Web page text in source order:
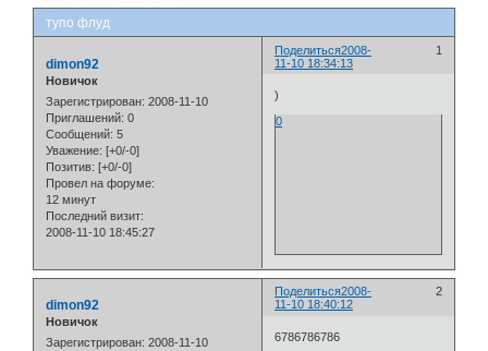
тупо флуд
Поделиться 1
2008-
11-10 18:34:13
dimon92
Новичок
Зарегистрирован: 2008-11-10
Приглашений: 0
Сообщений: 5
Уважение: [+0/-0]
Позитив: [+0/-0]
Провел на форуме:
12 минут
Последний визит:
2008-11-10 18:45:27
)
0
Поделиться 2
2008-
11-10 18:40:12
dimon92
Новичок
Зарегистрирован: 2008-11-10
6786786786